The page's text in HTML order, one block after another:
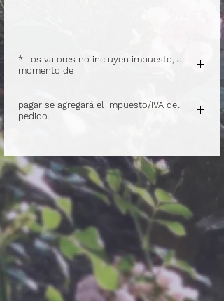
* Los valores no incluyen impuesto, al
momento de
pagar se agregará el impuesto/IVA del
pedido.